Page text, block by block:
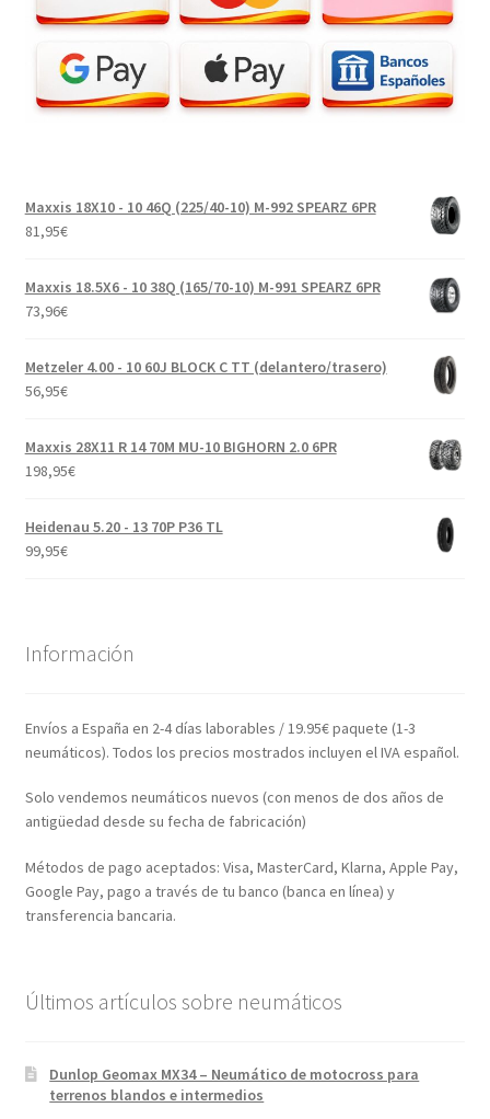
Maxxis 18X10 - 10 46Q (225/40-10) M-992 SPEARZ 6PR
81,95€
Maxxis 18.5X6 - 10 38Q (165/70-10) M-991 SPEARZ 6PR
73,96€
Metzeler 4.00 - 10 60J BLOCK C TT (delantero/trasero)
56,95€
Maxxis 28X11 R 14 70M MU-10 BIGHORN 2.0 6PR
198,95€
Heidenau 5.20 - 13 70P P36 TL
99,95€
Información
Envíos a España en 2-4 días laborables / 19.95€ paquete (1-3
neumáticos). Todos los precios mostrados incluyen el IVA español.
Solo vendemos neumáticos nuevos (con menos de dos años de
antigüedad desde su fecha de fabricación)
Métodos de pago aceptados: Visa, MasterCard, Klarna, Apple Pay,
Google Pay, pago a través de tu banco (banca en línea) y
transferencia bancaria.
Últimos artículos sobre neumáticos
Dunlop Geomax MX34 – Neumático de motocross para
terrenos blandos e intermedios